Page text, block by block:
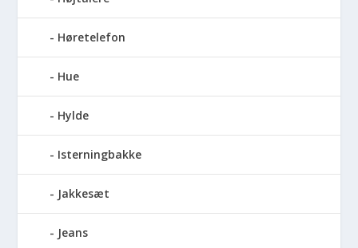
Høretelefon
Hue
Hylde
Isterningbakke
Jakkesæt
Jeans